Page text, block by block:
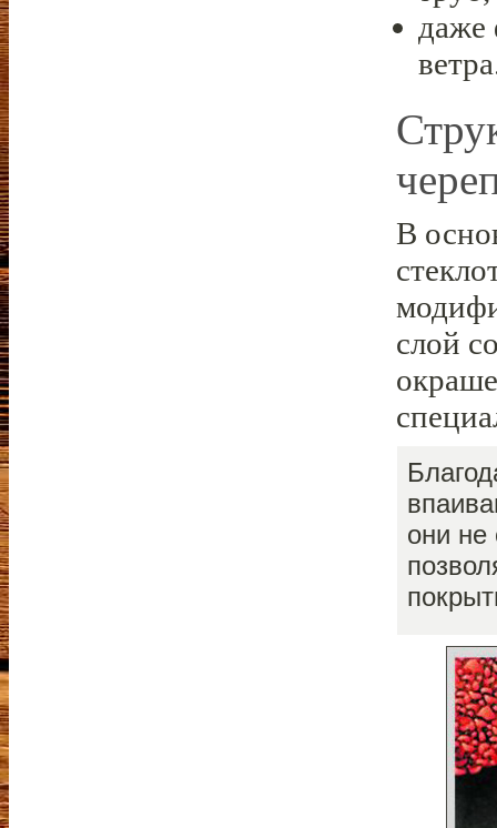
даже
В
слой
они не